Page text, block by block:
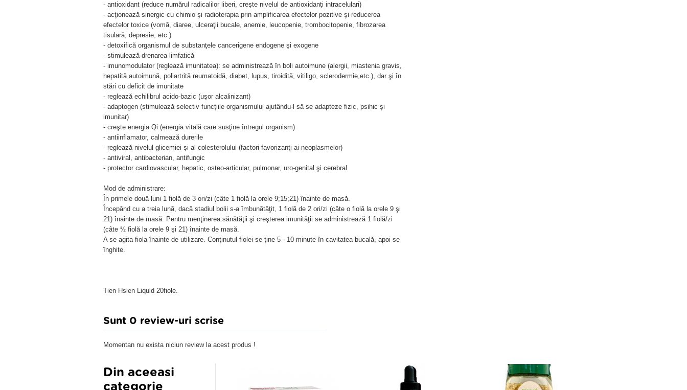
- antioxidant (reduce numărul radicalilor liberi, creşte nivelul de antioxidanţi intracelulari)
- acţionează sinergic cu chimio şi radioterapia prin amplificarea efectelor pozitive şi reducerea
efectelor toxice (vomă, diaree, ulceraţii bucale, anemie, leucopenie, trombocitopenie, fibrozarea
tisulară, depresie, etc.)
- detoxifică organismul de substanţele cancerigene endogene şi exogene
- stimulează drenarea limfatică
- imunomodulator (reglează imunitatea): se administrează în boli autoimune (alergii, miastenia gravis,
hepatită autoimună, poliartrită reumatoidă, diabet, lupus, tiroidită, vitiligo, sclerodermie,etc.), dar şi în
stări cu deficit de imunitate
- reglează echilibrul acido-bazic (uşor alcalinizant)
- adaptogen (stimulează selectiv funcţiile organismului ajutându-l să se adapteze fizic, psihic şi
imunitar)
- creşte energia Qi (energia vitală care susţine întregul organism)
- antiinflamator, calmează durerile
- reglează nivelul glicemiei şi al colesterolului (factori favorizanţi ai neoplasmelor)
- antiviral, antibacterian, antifungic
- protector cardiovascular, hepatic, osteo-articular, pulmonar, uro-genital şi cerebral
Mod de administrare:
În primele două luni 1 fiolă de 3 ori/zi (câte 1 fiolă la orele 9;15;21) înainte de masă.
Începând cu a treia lună, dacă stadiul bolii s-a îmbunătăţit, 1 fiolă de 2 ori/zi (câte o fiolă la orele 9 şi
21) înainte de masă. Pentru menţinerea sănătăţii şi creşterea imunităţii se administrează 1 fiolă/zi
(câte ½ fiolă la orele 9 şi 21) înainte de masă.
A se agita fiola înainte de utilizare. Conţinutul fiolei se ţine 5 - 10 minute în cavitatea bucală, apoi se
înghite.
Tien Hsien Liquid 20fiole.
Sunt 0 review-uri scrise
Momentan nu exista niciun review la acest produs !
Din aceeasi
categorie